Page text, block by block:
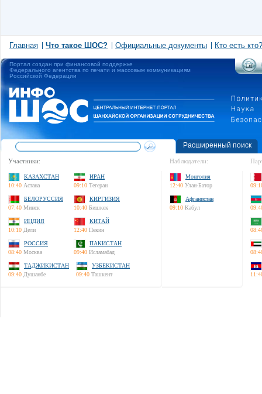
Главная Что такое ШОС? Официальные документы Кто есть кто?
Портал создан при финансовой поддержке
Федерального агентства по печати и массовым коммуникациям
Российской Федерации
Расширенный поиск
Участники:
КАЗАХСТАН
10:40 Астана
ИРАН
09:10 Тегеран
БЕЛОРУССИЯ
07:40 Минск
КИРГИЗИЯ
10:40 Бишкек
ИНДИЯ
10:10 Дели
КИТАЙ
12:40 Пекин
РОССИЯ
08:40 Москва
ПАКИСТАН
09:40 Исламабад
ТАДЖИКИСТАН
09:40 Душанбе
УЗБЕКИСТАН
09:40 Ташкент
Наблюдатели:
Монголия
12:40 Улан-Батор
Афганистан
09:10 Кабул